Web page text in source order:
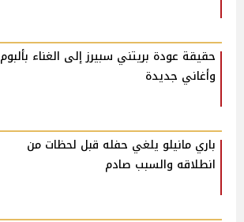
حقيقة عودة بريتني سبيرز إلى الغناء بألبوم
وأغاني جديدة
باري مانيلو يلغي حفله قبل لحظات من
انطلاقه والسبب صادم